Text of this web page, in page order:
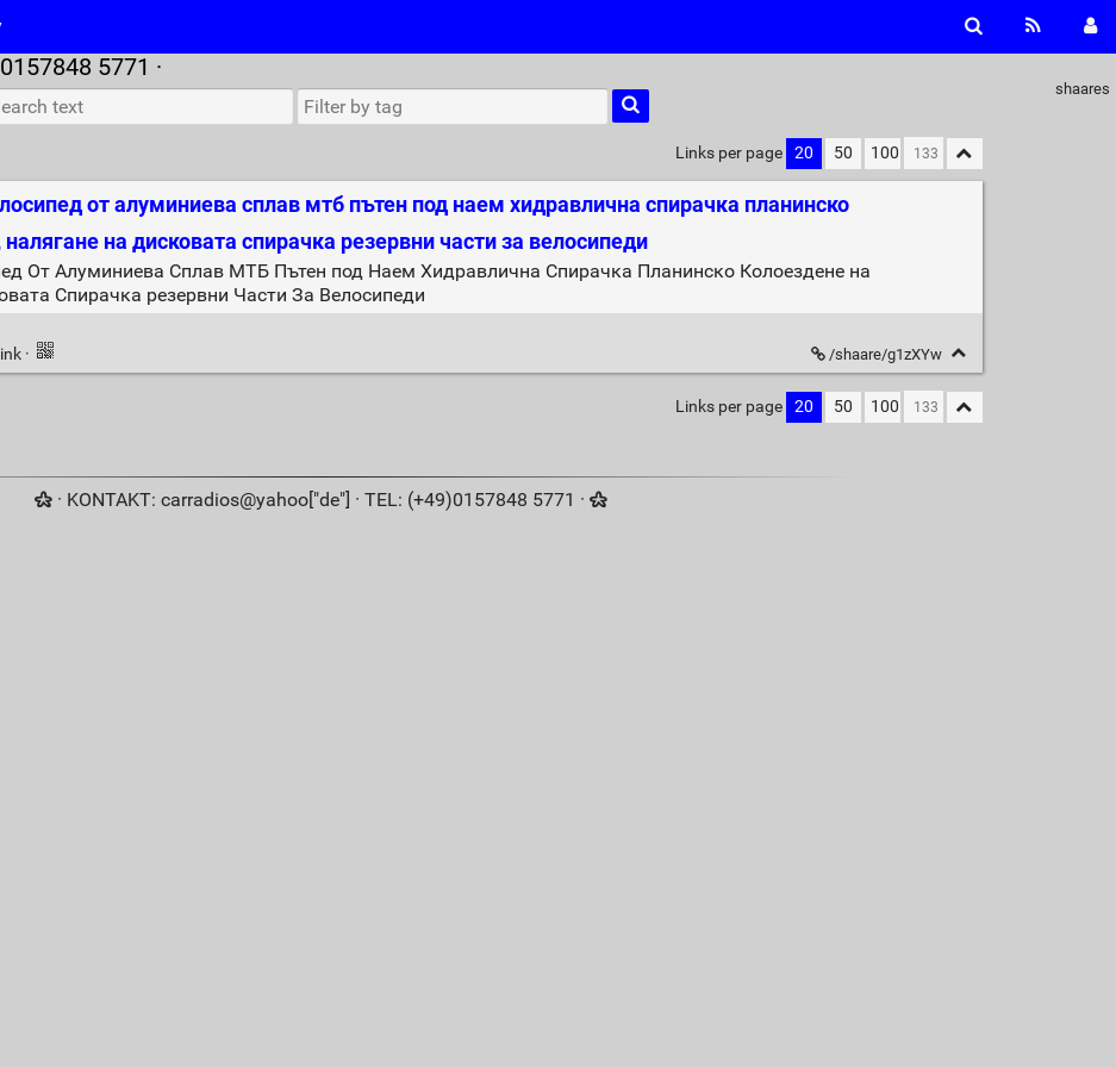
5771 ·
shaares
Links per page 20 50 100
от алуминиева сплав мтб пътен под наем хидравлична спирачка планинско
на дисковата спирачка резервни части за велосипеди
От Алуминиева Сплав МТБ Пътен под Наем Хидравлична Спирачка Планинско Колоездене на
Спирачка резервни Части За Велосипеди
· /shaare/g1zXYw
Links per page 20 50 100
· KONTAKT: carradios@yahoo["de"] · TEL: (+49)0157848 5771 ·